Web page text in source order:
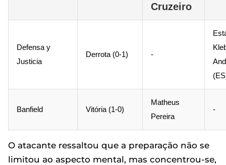
Cruzeiro
Defensa y
Justicia
Derrota (0-1) -
Banfield Vitória (1-0)
Matheus
Pereira
-
O atacante ressaltou que a preparação não se
limitou ao aspecto mental, mas concentrou-se,